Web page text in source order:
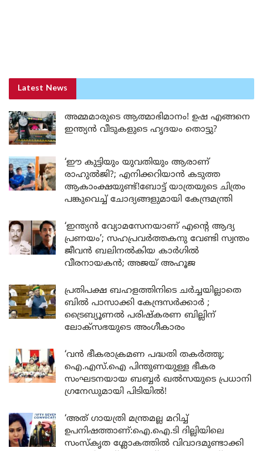
Latest News
അമ്മമാരുടെ ആത്മാഭിമാനം! ഉഷ എങ്ങനെ
ഇന്ത്യൻ വീടുകളുടെ ഹൃദയം തൊട്ടു?
‘ഈ കുട്ടിയും യുവതിയും ആരാണ്
രാഹുൽജി?; എനിക്കറിയാൻ കടുത്ത
ആകാംക്ഷയുണ്ട്!ബോട്ട് യാത്രയുടെ ചിത്രം
പങ്കുവെച്ച് ചോദ്യങ്ങളുമായി കേന്ദ്രമന്ത്രി
‘ഇന്ത്യൻ വ്യോമസേനയാണ് എന്റെ ആദ്യ
പ്രണയം’; സഹപ്രവർത്തകനു വേണ്ടി സ്വന്തം
ജീവൻ ബലിനൽകിയ കാർഗിൽ
വീരനായകൻ; അജയ് അഹൂജ
പ്രതിപക്ഷ ബഹളത്തിനിടെ ചർച്ചയില്ലാതെ
ബിൽ പാസാക്കി കേന്ദ്രസർക്കാർ ;
ട്രൈബ്യൂണൽ പരിഷ്കരണ ബില്ലിന്
ലോക്‌സഭയുടെ അംഗീകാരം
‘വൻ ഭീകരാക്രമണ പദ്ധതി തകർത്തു;
ഐ.എസ്.ഐ പിന്തുണയുള്ള ഭീകര
സംഘടനയായ ബബ്ബർ ഖൽസയുടെ പ്രധാനി
ഗ്രനേഡുമായി പിടിയിൽ!
‘അത് ഗായത്രി മന്ത്രമല്ല മറിച്ച്
ഉപനിഷത്താണ്:ഐ.ഐ.ടി ദില്ലിയിലെ
സംസ്കൃത ശ്ലോകത്തിൽ വിവാദമുണ്ടാക്കി